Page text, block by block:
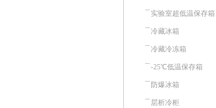
实验室超低温保存箱
冷藏冰箱
冷藏冷冻箱
-25℃低温保存箱
防爆冰箱
层析冷柜